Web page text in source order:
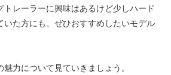
トレーラーに興味はあるけど少しハード
た方にも、ぜひおすすめしたいモデル
力について見ていきましょう。